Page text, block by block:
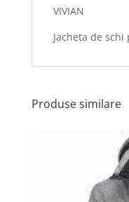
VIVIAN
Jacheta de
Produse similare